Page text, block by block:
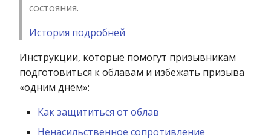
состояния.
История подробней
Инструкции, которые помогут призывникам
подготовиться к облавам и избежать призыва
«одним днём»:
Как защититься от облав
Ненасильственное сопротивление